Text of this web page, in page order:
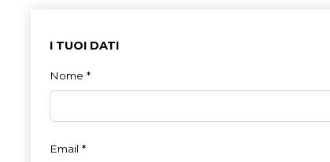
I TUOI DATI
Nome *
Email *